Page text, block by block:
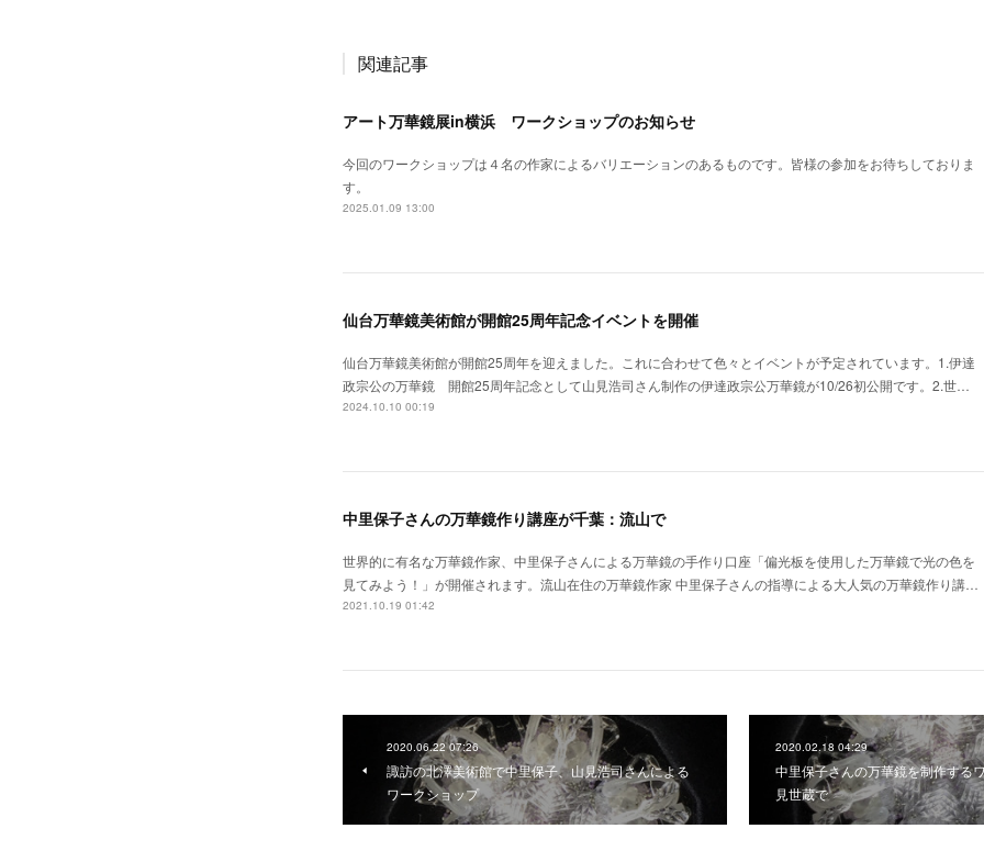
関連記事
アート万華鏡展in横浜 ワークショップのお知らせ
今回のワークショップは４名の作家によるバリエーションのあるものです。皆様の参加をお待ちしておりま
す。
2025.01.09 13:00
仙台万華鏡美術館が開館25周年記念イベントを開催
仙台万華鏡美術館が開館25周年を迎えました。これに合わせて色々とイベントが予定されています。1.伊達
政宗公の万華鏡 開館25周年記念として山見浩司さん制作の伊達政宗公万華鏡が10/26初公開です。2.世…
2024.10.10 00:19
中里保子さんの万華鏡作り講座が千葉：流山で
世界的に有名な万華鏡作家、中里保子さんによる万華鏡の手作り口座「偏光板を使用した万華鏡で光の色を
見てみよう！」が開催されます。流山在住の万華鏡作家 中里保子さんの指導による大人気の万華鏡作り講…
2021.10.19 01:42
2020.06.22 07:26
諏訪の北澤美術館で中里保子、山見浩司さんによる
ワークショップ
2020.02.18 04:29
中里保子さんの万華鏡を制作する
見世蔵で